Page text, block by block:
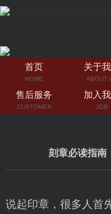
首页
HOME
关于
ABOUT
售后服务
CUSTOMER
加入
JOB
刻章必读指南
说起印章，很多人首